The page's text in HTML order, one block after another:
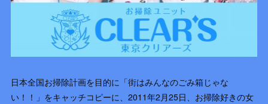
日本全国お掃除計画を目的に「街はみんなのごみ箱じゃな
い！！」をキャッチコピーに、2011年2月25日、お掃除好きの女